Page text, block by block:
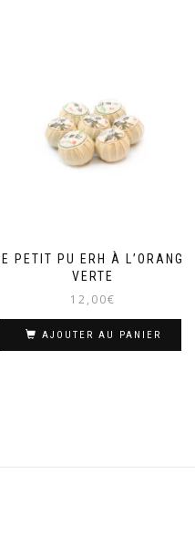
LE PETIT PU ERH À L’ORANGE
VERTE
12,00€
AJOUTER AU PANIER